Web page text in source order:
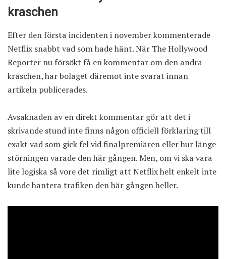
kraschen
Efter den första incidenten i november kommenterade
Netflix snabbt vad som hade hänt. När The Hollywood
Reporter nu försökt få en kommentar om den andra
kraschen, har bolaget däremot inte svarat innan
artikeln publicerades.
Avsaknaden av en direkt kommentar gör att det i
skrivande stund inte finns någon officiell förklaring till
exakt vad som gick fel vid finalpremiären eller hur länge
störningen varade den här gången. Men, om vi ska vara
lite logiska så vore det rimligt att Netflix helt enkelt inte
kunde hantera trafiken den här gången heller.